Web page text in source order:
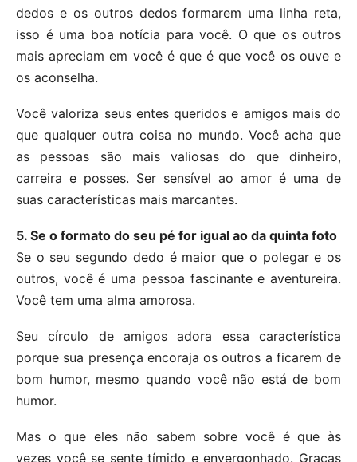
dedos e os outros dedos formarem uma linha reta,
isso é uma boa notícia para você. O que os outros
mais apreciam em você é que é que você os ouve e
os aconselha.
Você valoriza seus entes queridos e amigos mais do
que qualquer outra coisa no mundo. Você acha que
as pessoas são mais valiosas do que dinheiro,
carreira e posses. Ser sensível ao amor é uma de
suas características mais marcantes.
5. Se o formato do seu pé for igual ao da quinta foto
Se o seu segundo dedo é maior que o polegar e os
outros, você é uma pessoa fascinante e aventureira.
Você tem uma alma amorosa.
Seu círculo de amigos adora essa característica
porque sua presença encoraja os outros a ficarem de
bom humor, mesmo quando você não está de bom
humor.
Mas o que eles não sabem sobre você é que às
vezes você se sente tímido e envergonhado. Graças